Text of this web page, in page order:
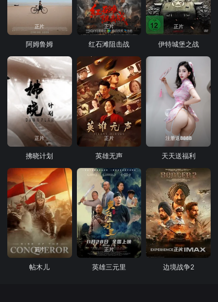
正片
阿姆鲁姆
正片
红石滩阻击战
正片
伊特城堡之战
正片
拂晓计划
正片
英雄无声
注册送8888
天天送福利
正片
帖木儿
正片
英雄三元里
正片
边境战争2